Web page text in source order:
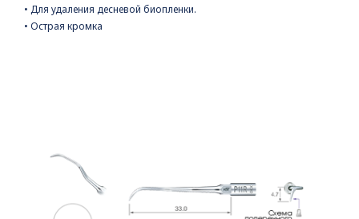
• Для удаления десневой биопленки.
• Острая кромка